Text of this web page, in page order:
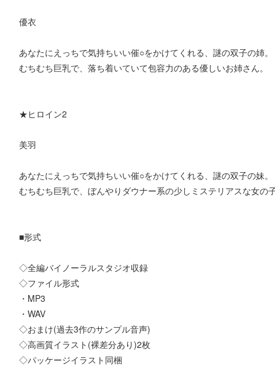
優衣
あなたにえっちで気持ちいい催○をかけてくれる、謎の双子の姉。
むちむち巨乳で、落ち着いていて包容力のある優しいお姉さん。
★ヒロイン2
美羽
あなたにえっちで気持ちいい催○をかけてくれる、謎の双子の妹。
むちむち巨乳で、ぼんやりダウナー系の少しミステリアスな女の
■形式
◇全編バイノーラルスタジオ収録
◇ファイル形式
・MP3
・WAV
◇おまけ(過去3作のサンプル音声)
◇高画質イラスト(裸差分あり)2枚
◇パッケージイラスト同梱